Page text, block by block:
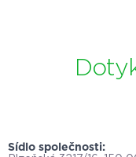
Sídlo společnosti: